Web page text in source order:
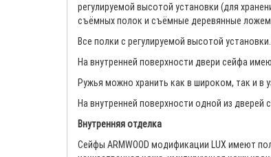
регулируемой высотой установки (для
съёмных полок и съёмные деревянные
Все полки с регулируемой высотой
На внутренней поверхности двери сейфа
Ружья можно хранить как в широком, так и в
На внутренней поверхности одной из
Внутренняя отделка
Сейфы ARMWOOD модификации LUX имеют